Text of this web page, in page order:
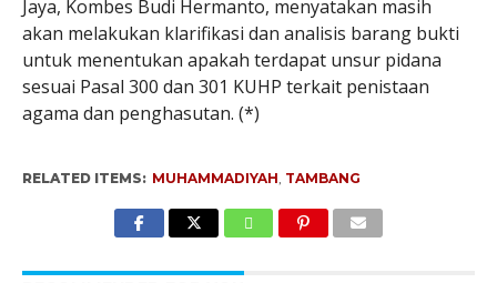
Jaya, Kombes Budi Hermanto, menyatakan masih
akan melakukan klarifikasi dan analisis barang bukti
untuk menentukan apakah terdapat unsur pidana
sesuai Pasal 300 dan 301 KUHP terkait penistaan
agama dan penghasutan. (*)
RELATED ITEMS: MUHAMMADIYAH, TAMBANG